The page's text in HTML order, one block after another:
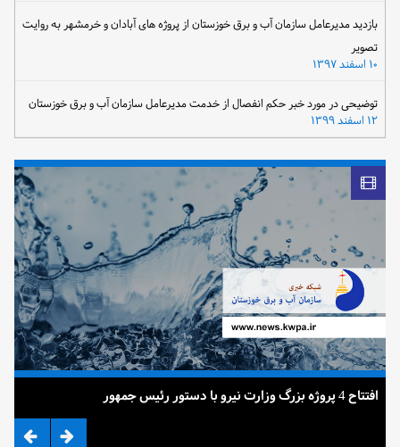
بازدید مدیرعامل سازمان آب و برق خوزستان از پروژه های آبادان و خرمشهر به روایت
تصویر
توضیحی در مورد خبر حکم انفصال از خدمت مدیرعامل سازمان آب و برق خوزستان
۱۲ اسفند ۱۳۹۹
افتتاح 4 پروژه بزرگ وزارت نیرو با دستور رئیس جمهور